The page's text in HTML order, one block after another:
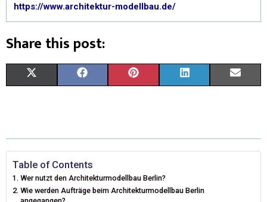
https://www.architektur-modellbau.de/
Share this post:
W
T
E
O
T
R
K I
Table of Contents
Wer nutzt den Architekturmodellbau Berlin?
Wie werden Aufträge beim Architekturmodellbau Berlin
angegangen?